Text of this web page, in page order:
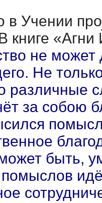
в Учении
книге «Агни
не может
Не
различные
за собою
быть,